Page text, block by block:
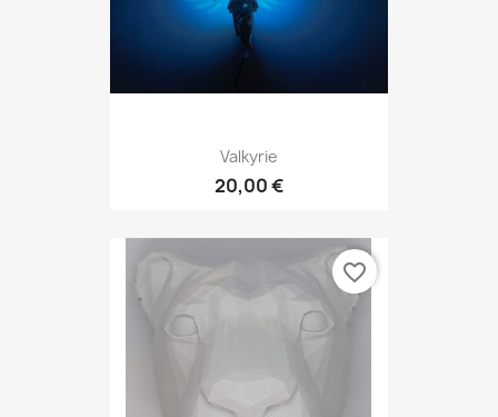
Valkyrie
20,00 €
favorite_border